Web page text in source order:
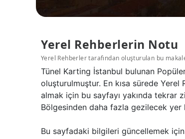
Yerel Rehberlerin Notu
Yerel Rehberler tarafından oluşturulan bu
Tünel Karting İstanbul bulunan
oluşturulmuştur. En kısa sürede
almak için bu sayfayı yakında tekrar
Bölgesinden daha fazla gezilecek
Bu sayfadaki bilgileri güncellemek